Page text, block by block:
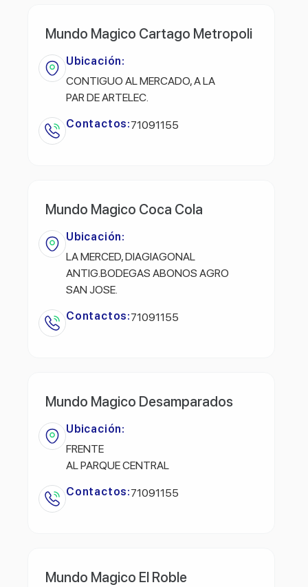
Mundo Magico Cartago Metropoli
Ubicación:
CONTIGUO AL MERCADO, A LA
PAR DE ARTELEC.
Contactos:71091155
Mundo Magico Coca Cola
Ubicación:
LA MERCED, DIAGIAGONAL
ANTIG.BODEGAS ABONOS AGRO
SAN JOSE.
Contactos:71091155
Mundo Magico Desamparados
Ubicación:
FRENTE
AL PARQUE CENTRAL
Contactos:71091155
Mundo Magico El Roble